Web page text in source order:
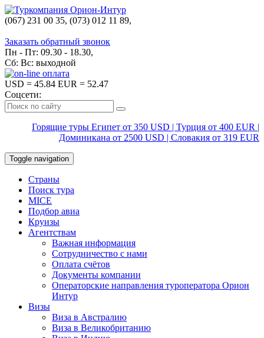
(067) 231 00 35, (073) 012 11 89,
Заказать обратный звонок
Пн - Пт: 09.30 - 18.30,
Сб: Вс: выходной
USD = 45.84 EUR = 52.47
Соцсети:
Горящие туры Египет от 350 USD | Турция от 400 EUR |
Доминикана от 2500 USD | Словакия от 319 EUR
Toggle navigation
Страны
Поиск тура
MICE
Подбор авиа
Круизы
Агентствам
Важная информация
Сотрудничество с нами
Оплата счётов
Документы компании
Операторские направления туроператора Орион
Интур
Визы
Виза в Австралию
Виза в Великобританию